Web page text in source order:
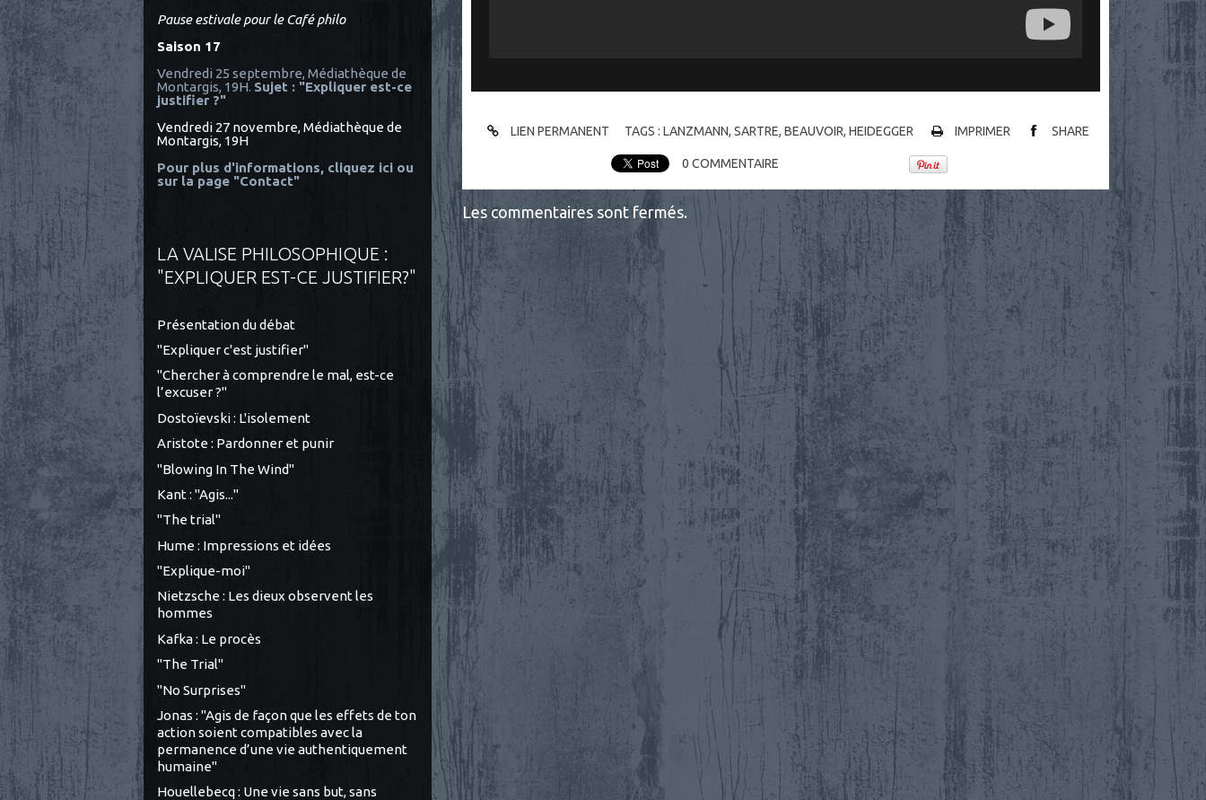
Pause estivale pour le Café philo
Saison 17
Vendredi 25 septembre, Médiathèque de
Montargis, 19H. Sujet : "Expliquer est-ce
justifier ?"
Vendredi 27 novembre, Médiathèque de
Montargis, 19H
Pour plus d'informations, cliquez ici ou
sur la page "Contact"
LA VALISE PHILOSOPHIQUE :
"EXPLIQUER EST-CE JUSTIFIER?"
Présentation du débat
"Expliquer c'est justifier"
"Chercher à comprendre le mal, est-ce
l’excuser ?"
Dostoïevski : L'isolement
Aristote : Pardonner et punir
"Blowing In The Wind"
Kant : "Agis..."
"The trial"
Hume : Impressions et idées
"Explique-moi"
Nietzsche : Les dieux observent les
hommes
Kafka : Le procès
"The Trial"
"No Surprises"
Jonas : "Agis de façon que les effets de ton
action soient compatibles avec la
permanence d’une vie authentiquement
humaine"
Houellebecq : Une vie sans but, sans
LIEN PERMANENT TAGS :LANZMANN,SARTRE,BEAUVOIR,HEIDEGGER IMPRIMER SHARE
0 COMMENTAIRE
Les commentaires sont fermés.